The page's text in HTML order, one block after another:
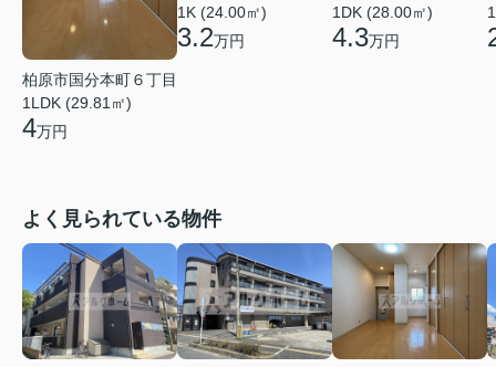
柏原市国分本町６丁目
1LDK (29.81㎡)
4万円
1K (24.00㎡)
3.2万円
1DK (28.00㎡)
4.3万円
よく見られている物件